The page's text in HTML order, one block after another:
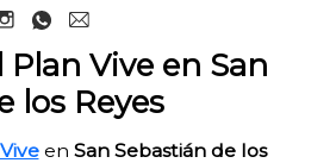
Vive en San
los Reyes
en San Sebastián de los